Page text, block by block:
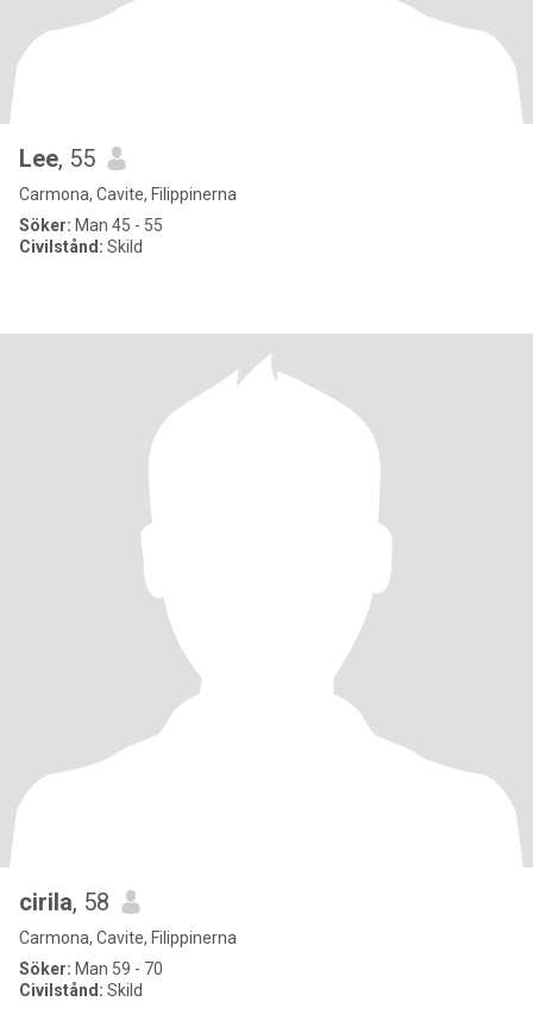
Lee, 55
Carmona, Cavite, Filippinerna
Söker: Man 45 - 55
Civilstånd: Skild
cirila, 58
Carmona, Cavite, Filippinerna
Söker: Man 59 - 70
Civilstånd: Skild